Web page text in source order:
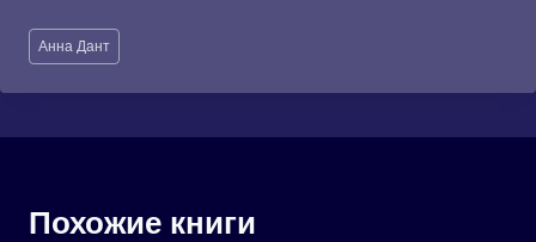
Метки
записи:
Анна Дант
Похожие книги